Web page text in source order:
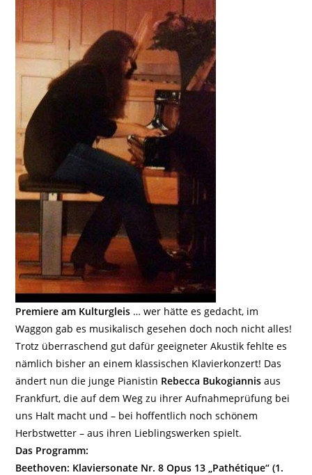
Premiere am Kulturgleis … wer hätte es gedacht, im
Waggon gab es musikalisch gesehen doch noch nicht alles!
Trotz überraschend gut dafür geeigneter Akustik fehlte es
nämlich bisher an einem klassischen Klavierkonzert! Das
ändert nun die junge Pianistin Rebecca Bukogiannis aus
Frankfurt, die auf dem Weg zu ihrer Aufnahmeprüfung bei
uns Halt macht und – bei hoffentlich noch schönem
Herbstwetter – aus ihren Lieblingswerken spielt.
Das Programm:
Beethoven: Klaviersonate Nr. 8 Opus 13 „Pathétique“ (1.